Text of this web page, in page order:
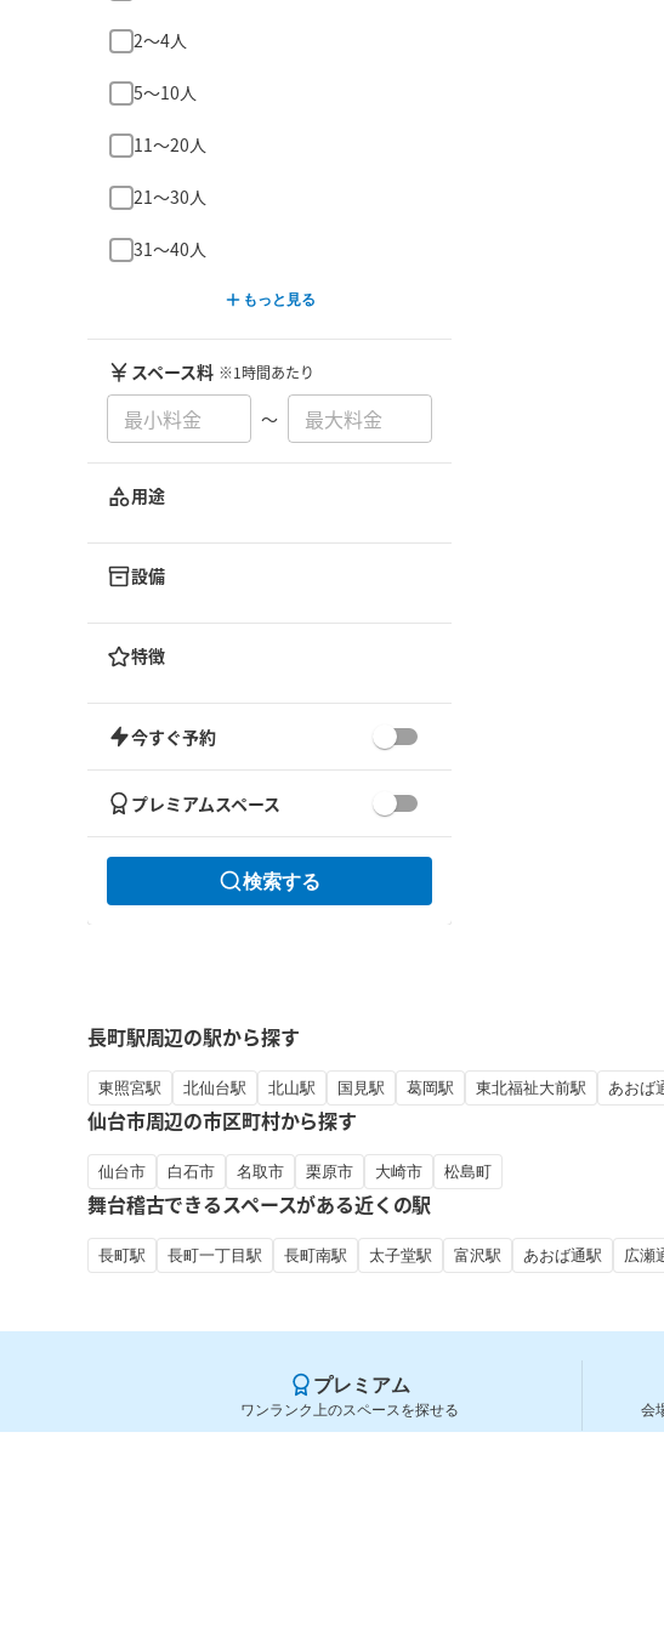
2〜4人
5〜10人
11〜20人
21〜30人
31〜40人
もっと見る
スペース料 ※1時間あたり
〜
用途
設備
特徴
今すぐ予約
プレミアムスペース
検索する
長町駅周辺の駅から探す
東照宮駅 北仙台駅 北山駅 国見駅 葛岡駅 東北福祉大前駅 あおば
仙台市周辺の市区町村から探す
仙台市 白石市 名取市 栗原市 大崎市 松島町
舞台稽古できるスペースがある近くの駅
長町駅 長町一丁目駅 長町南駅 太子堂駅 富沢駅 あおば通駅 広瀬
プレミアム
ワンランク上のスペースを探せる 会